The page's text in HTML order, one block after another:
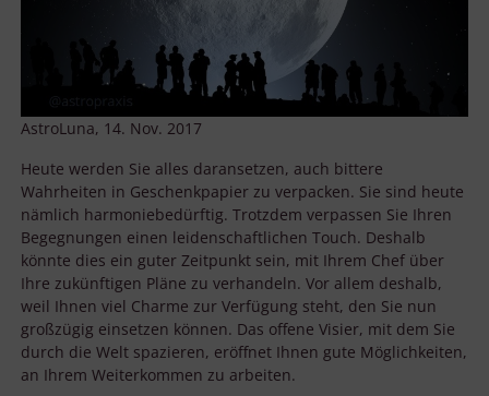
AstroLuna, 14. Nov. 2017
Heute werden Sie alles daransetzen, auch bittere
Wahrheiten in Geschenkpapier zu verpacken. Sie sind heute
nämlich harmoniebedürftig. Trotzdem verpassen Sie Ihren
Begegnungen einen leidenschaftlichen Touch. Deshalb
könnte dies ein guter Zeitpunkt sein, mit Ihrem Chef über
Ihre zukünftigen Pläne zu verhandeln. Vor allem deshalb,
weil Ihnen viel Charme zur Verfügung steht, den Sie nun
großzügig einsetzen können. Das offene Visier, mit dem Sie
durch die Welt spazieren, eröffnet Ihnen gute Möglichkeiten,
an Ihrem Weiterkommen zu arbeiten.